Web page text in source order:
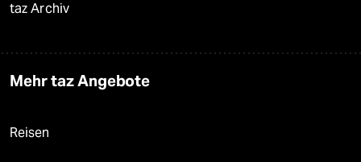
taz Archiv
Mehr taz Angebote
Reisen